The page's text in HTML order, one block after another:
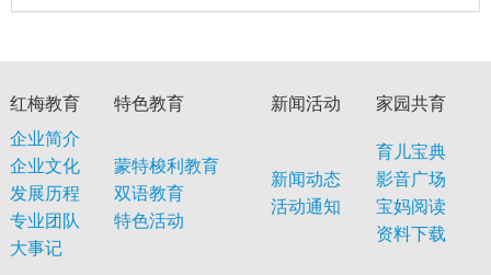
红梅教育 特色教育 新闻活动
家园共育
企业简介
企业文化
发展历程
专业团队
大事记
蒙特梭利教育
双语教育
特色活动
新闻动态
活动通知
育儿宝典
影音广场
宝妈阅读
资料下载